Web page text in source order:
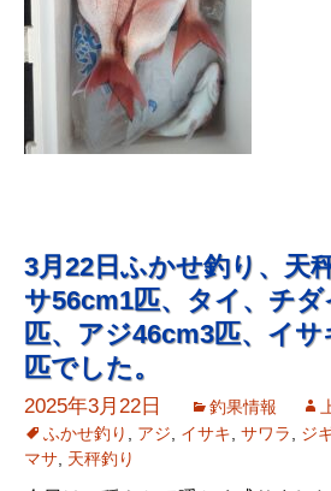
3月22日ふかせ釣り、天
サ56cm1匹、タイ、チ
匹、アジ46cm3匹、イ
匹でした。
2025年3月22日 釣果情報
ふかせ釣り
アジ イサキ サワラ ジ
マサ 天秤釣り